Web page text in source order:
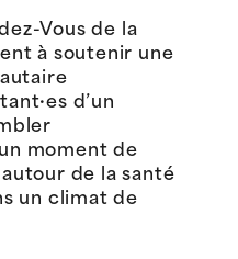
Vous de la
à soutenir une
d’un
moment de
de la santé
un climat de